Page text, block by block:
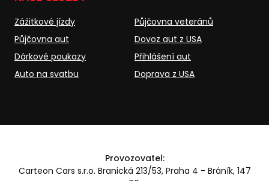
Zážitkové jízdy
Půjčovna aut
Dárkové poukazy
Auto na svatbu
Půjčovna veteránů
Dovoz aut z USA
Přihlášení aut
Doprava z USA
Provozovatel:
Carteon Cars s.r.o. Branická 213/53, Praha 4 - Bráník, 147